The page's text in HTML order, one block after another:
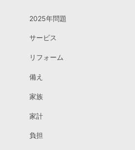
2025年問題
サービス
リフォーム
備え
家族
家計
負担